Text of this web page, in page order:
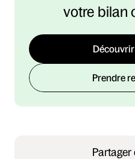
Partager
votre bilan
Prendre